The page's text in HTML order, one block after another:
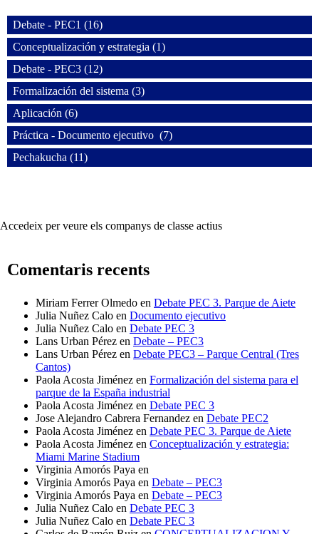
Debate - PEC1 (16)
Conceptualización y estrategia (1)
Debate - PEC3 (12)
Formalización del sistema (3)
Aplicación (6)
Práctica - Documento ejecutivo (7)
Pechakucha (11)
Accedeix per veure els companys de classe actius
Comentaris recents
Miriam Ferrer Olmedo en Debate PEC 3. Parque de Aiete
Julia Nuñez Calo en Documento ejecutivo
Julia Nuñez Calo en Debate PEC 3
Lans Urban Pérez en Debate – PEC3
Lans Urban Pérez en Debate PEC3 – Parque Central (Tres
Cantos)
Paola Acosta Jiménez en Formalización del sistema para el
parque de la España industrial
Paola Acosta Jiménez en Debate PEC 3
Jose Alejandro Cabrera Fernandez en Debate PEC2
Paola Acosta Jiménez en Debate PEC 3. Parque de Aiete
Paola Acosta Jiménez en Conceptualización y estrategia:
Miami Marine Stadium
Virginia Amorós Paya en
Virginia Amorós Paya en Debate – PEC3
Virginia Amorós Paya en Debate – PEC3
Julia Nuñez Calo en Debate PEC 3
Julia Nuñez Calo en Debate PEC 3